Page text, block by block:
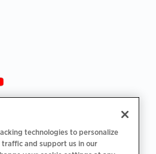
technologies to personalize
and support us in our